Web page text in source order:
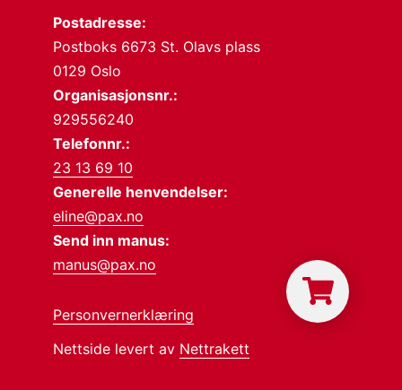
Postadresse:
Postboks 6673 St. Olavs plass
0129 Oslo
Organisasjonsnr.:
929556240
Telefonnr.:
23 13 69 10
Generelle henvendelser:
eline@pax.no
Send inn manus:
manus@pax.no
Personvernerklæring
Nettside levert av Nettrakett